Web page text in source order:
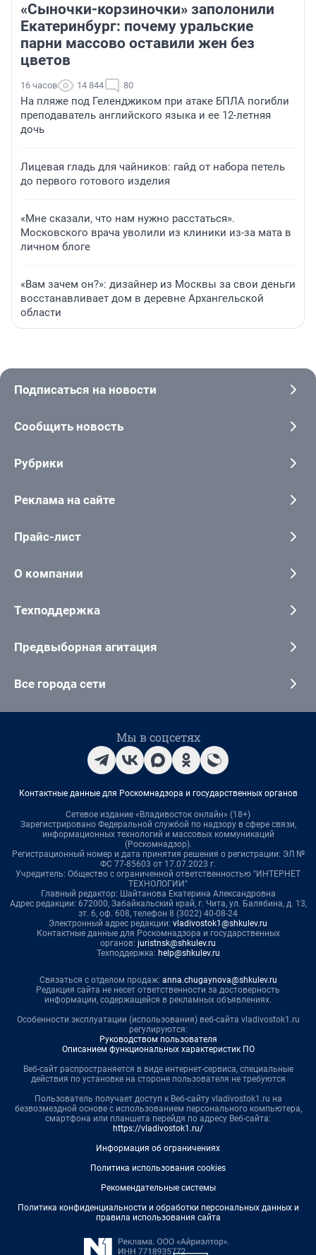
«Сыночки-корзиночки» заполонили
Екатеринбург: почему уральские
парни массово оставили жен без
цветов
16 часов 14 844 80
На пляже под Геленджиком при атаке БПЛА погибли
преподаватель английского языка и ее 12-летняя
дочь
Лицевая гладь для чайников: гайд от набора петель
до первого готового изделия
«Мне сказали, что нам нужно расстаться».
Московского врача уволили из клиники из-за мата в
личном блоге
«Вам зачем он?»: дизайнер из Москвы за свои деньги
восстанавливает дом в деревне Архангельской
области
Подписаться на новости
Сообщить новость
Рубрики
Реклама на сайте
Прайс-лист
О компании
Техподдержка
Предвыборная агитация
Все города сети
Мы в соцсетях
Контактные данные для Роскомнадзора и государственных органов
Сетевое издание «Владивосток онлайн» (18+)
Зарегистрировано Федеральной службой по надзору в сфере связи,
информационных технологий и массовых коммуникаций
(Роскомнадзор).
Регистрационный номер и дата принятия решения о регистрации: ЭЛ №
ФС 77-85603 от 17.07.2023 г.
Учредитель: Общество с ограниченной ответственностью "ИНТЕРНЕТ
ТЕХНОЛОГИИ"
Главный редактор: Шайтанова Екатерина Александровна
Адрес редакции: 672000, Забайкальский край, г. Чита, ул. Балябина, д. 13,
эт. 6, оф. 608, телефон 8 (3022) 40-08-24
Электронный адрес редакции: vladivostok1@shkulev.ru
Контактные данные для Роскомнадзора и государственных
органов: juristnsk@shkulev.ru
Техподдержка: help@shkulev.ru
Связаться с отделом продаж: anna.chugaynova@shkulev.ru
Редакция сайта не несет ответственности за достоверность
информации, содержащейся в рекламных объявлениях.
Особенности эксплуатации (использования) веб-сайта vladivostok1.ru
регулируются:
Руководством пользователя
Описанием функциональных характеристик ПО
Веб-сайт распространяется в виде интернет-сервиса, специальные
действия по установке на стороне пользователя не требуются
Пользователь получает доступ к Веб-сайту vladivostok1.ru на
безвозмездной основе с использованием персонального компьютера,
смартфона или планшета перейдя по адресу Веб-сайта:
https://vladivostok1.ru/
Информация об ограничениях
Политика использования cookies
Рекомендательные системы
Политика конфиденциальности и обработки персональных данных и
правила использования сайта